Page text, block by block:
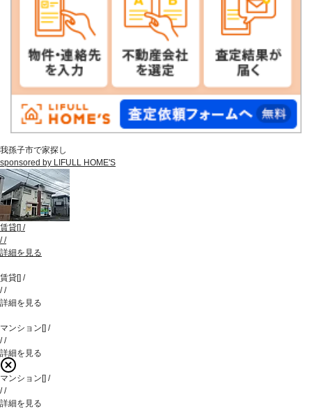
我孫子市で家探し
sponsored by LIFULL HOME'S
賃貸[] /
//
詳細を見る
賃貸[] /
//
詳細を見る
マンション[] /
//
詳細を見る
マンション[] /
//
詳細を見る